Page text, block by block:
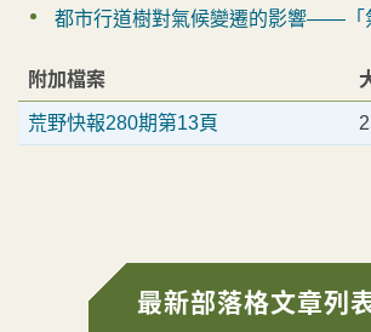
都市行道樹對氣候變遷的影響——「
附加檔案
荒野快報280期第13頁
最新部落格文章列